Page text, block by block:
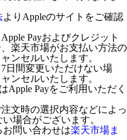
よりAppleのサイトをご確認
Payおよびクレジット
楽天市場がお支払い方法の
ンセルいたします。
日間変更いただけない場
ンセルいたします。
Apple Payをご利用いただく
文時の選択内容などによっ
場合がございます。
問い合わせは楽天市場ま